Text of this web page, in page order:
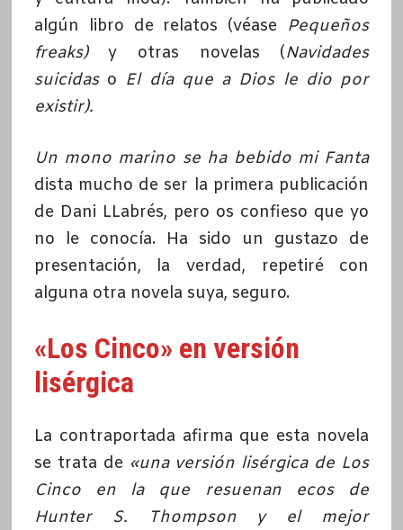
algún libro de relatos (véase Pequeños
freaks)y otras novelas (Navidades
suicidaso El día que a Dios le dio por
existir).
Un mono marino se ha bebido mi Fanta
dista mucho de ser la primera publicación
de Dani LLabrés, pero os confieso que yo
no le conocía. Ha sido un gustazo de
presentación, la verdad, repetiré con
alguna otra novela suya, seguro.
«Los Cinco» en versión
lisérgica
La contraportada afirma que esta novela
se trata de«una versión lisérgica de Los
Cinco en la que resuenan ecos de
Hunter S. Thompson y el mejor